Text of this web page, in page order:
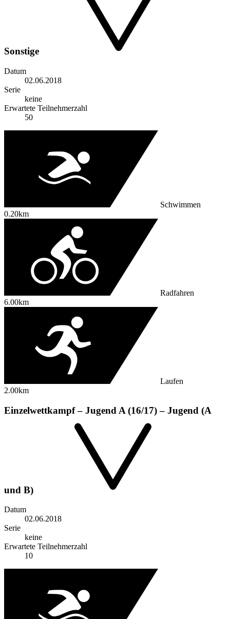
Sonstige
Datum
02.06.2018
Serie
keine
Erwartete Teilnehmerzahl
50
Schwimmen
0.20km
Radfahren
6.00km
Laufen
2.00km
Einzelwettkampf – Jugend A (16/17) – Jugend (A
und B)
Datum
02.06.2018
Serie
keine
Erwartete Teilnehmerzahl
10